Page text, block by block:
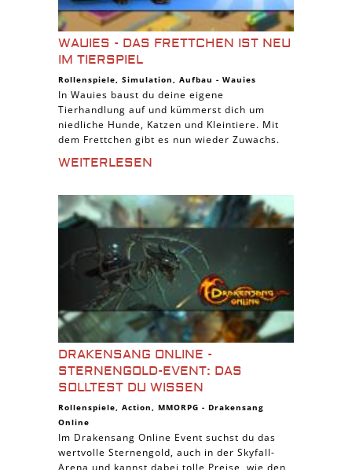
WAUIES - DAS FRETTCHEN IST NEU
IM TIERSPIEL
Rollenspiele, Simulation, Aufbau - Wauies
In Wauies baust du deine eigene
Tierhandlung auf und kümmerst dich um
niedliche Hunde, Katzen und Kleintiere. Mit
dem Frettchen gibt es nun wieder Zuwachs.
WEITERLESEN
DRAKENSANG ONLINE -
STERNENGOLD-EVENT: DAS
SOLLTEST DU WISSEN
Rollenspiele, Action, MMORPG - Drakensang
Online
Im Drakensang Online Event suchst du das
wertvolle Sternengold, auch in der Skyfall-
Arena und kannst dabei tolle Preise, wie den